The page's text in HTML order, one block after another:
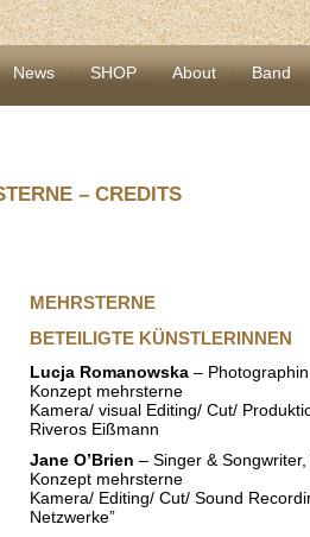
News SHOP About Band
– CREDITS
MEHRSTERNE
BETEILIGTE KÜNSTLERINNEN
Lucja Romanowska – Photographin
Konzept mehrsterne
Kamera/ visual Editing/ Cut/
Riveros Eißmann
Jane O’Brien – Singer &
Konzept mehrsterne
Kamera/ Editing/ Cut/ Sound
Netzwerke”